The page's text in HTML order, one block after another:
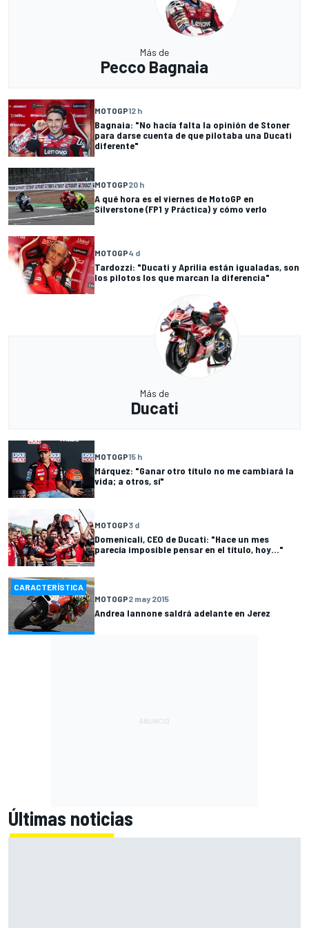
Más de
Pecco Bagnaia
MOTOGP12 h
Bagnaia: "No hacía falta la opinión de Stoner
para darse cuenta de que pilotaba una Ducati
diferente"
MOTOGP20 h
A qué hora es el viernes de MotoGP en
Silverstone (FP1 y Práctica) y cómo verlo
MOTOGP4 d
Tardozzi: "Ducati y Aprilia están igualadas, son
los pilotos los que marcan la diferencia"
Más de
Ducati
MOTOGP15 h
Márquez: "Ganar otro título no me cambiará la
vida; a otros, sí"
MOTOGP3 d
Domenicali, CEO de Ducati: "Hace un mes
parecía imposible pensar en el título, hoy..."
CARACTERÍSTICA
MOTOGP2 may 2015
Andrea Iannone saldrá adelante en Jerez
Últimas noticias